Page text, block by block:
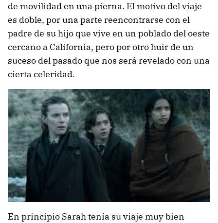
de movilidad en una pierna. El motivo del viaje
es doble, por una parte reencontrarse con el
padre de su hijo que vive en un poblado del oeste
cercano a California, pero por otro huir de un
suceso del pasado que nos será revelado con una
cierta celeridad.
En principio Sarah tenía su viaje muy bien